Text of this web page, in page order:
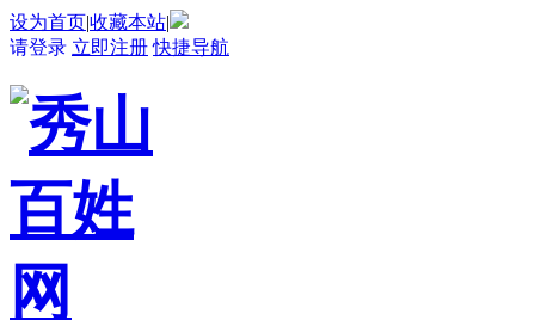
设为首页|收藏本站|
请登录 立即注册 快捷导航